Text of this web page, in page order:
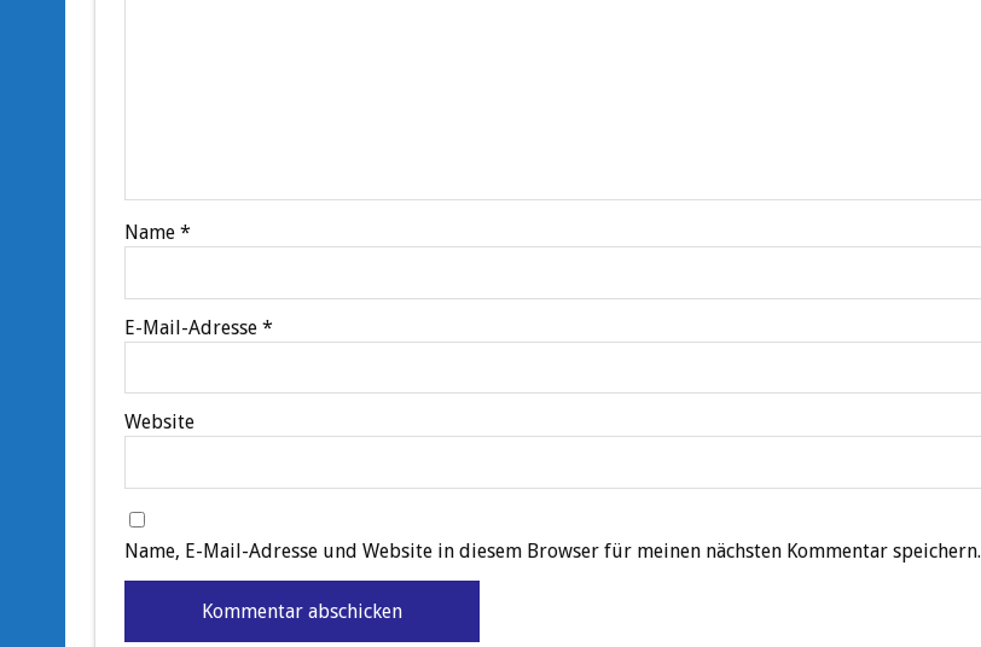
Name *
E-Mail-Adresse *
Website
Name, E-Mail-Adresse und Website in diesem Browser für meinen nächsten Kommentar speichern.